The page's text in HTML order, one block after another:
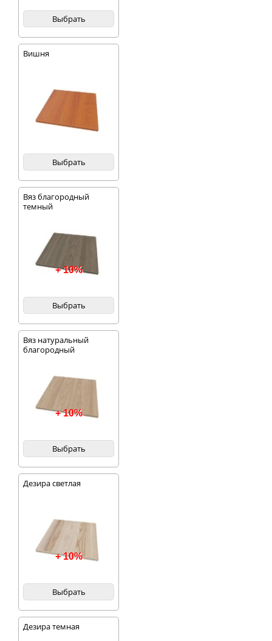
Выбрать
Вишня
Выбрать
Вяз благородный
темный
+ 10%
Выбрать
Вяз натуральный
благородный
+ 10%
Выбрать
Дезира светлая
+ 10%
Выбрать
Дезира темная